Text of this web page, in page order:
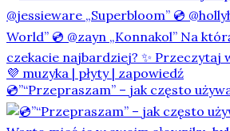
💿”“Przepraszam” – jak często